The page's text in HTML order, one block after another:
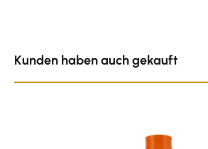
Kunden haben auch gekauft